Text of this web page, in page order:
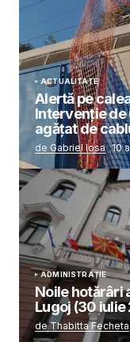
ACTUALITATE
Alertă pe
Intervenție de
agățat de
de Gabriel Iosa 10
ADMINISTRAȚIE
Noile hotărâri
Lugoj (30 iulie
de Thabitta Fecheta